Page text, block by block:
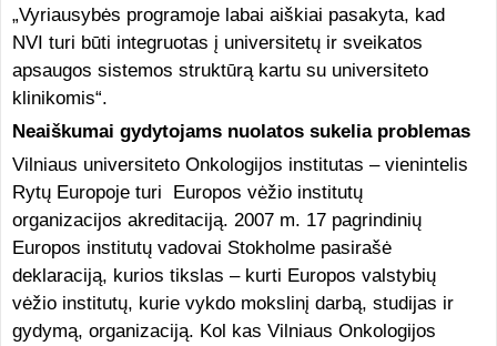
„Vyriausybės programoje labai aiškiai pasakyta, kad
NVI turi būti integruotas į universitetų ir sveikatos
apsaugos sistemos struktūrą kartu su universiteto
klinikomis“.
Neaiškumai gydytojams nuolatos sukelia problemas
Vilniaus universiteto Onkologijos institutas – vienintelis
Rytų Europoje turi Europos vėžio institutų
organizacijos akreditaciją. 2007 m. 17 pagrindinių
Europos institutų vadovai Stokholme pasirašė
deklaraciją, kurios tikslas – kurti Europos valstybių
vėžio institutų, kurie vykdo mokslinį darbą, studijas ir
gydymą, organizaciją. Kol kas Vilniaus Onkologijos